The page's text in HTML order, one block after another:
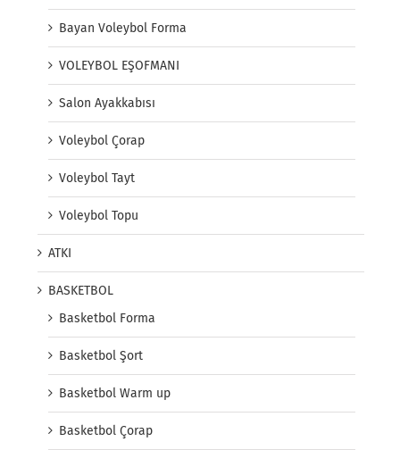
Bayan Voleybol Forma
VOLEYBOL EŞOFMANI
Salon Ayakkabısı
Voleybol Çorap
Voleybol Tayt
Voleybol Topu
ATKI
BASKETBOL
Basketbol Forma
Basketbol Şort
Basketbol Warm up
Basketbol Çorap